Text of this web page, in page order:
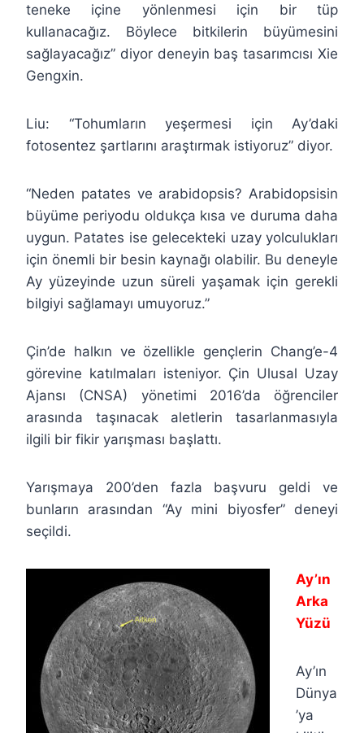
teneke içine yönlenmesi için bir tüp
kullanacağız. Böylece bitkilerin büyümesini
sağlayacağız” diyor deneyin baş tasarımcısı Xie
Gengxin.
Liu: “Tohumların yeşermesi için Ay’daki
fotosentez şartlarını araştırmak istiyoruz” diyor.
“Neden patates ve arabidopsis? Arabidopsisin
büyüme periyodu oldukça kısa ve duruma daha
uygun. Patates ise gelecekteki uzay yolculukları
için önemli bir besin kaynağı olabilir. Bu deneyle
Ay yüzeyinde uzun süreli yaşamak için gerekli
bilgiyi sağlamayı umuyoruz.”
Çin’de halkın ve özellikle gençlerin Chang’e-4
görevine katılmaları isteniyor. Çin Ulusal Uzay
Ajansı (CNSA) yönetimi 2016’da öğrenciler
arasında taşınacak aletlerin tasarlanmasıyla
ilgili bir fikir yarışması başlattı.
Yarışmaya 200’den fazla başvuru geldi ve
bunların arasından “Ay mini biyosfer” deneyi
seçildi.
Ay’ın
Arka
Yüzü
Ay’ın
Dünya
’ya